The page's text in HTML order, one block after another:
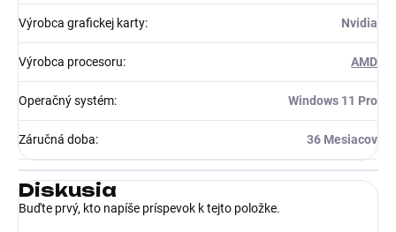
Výrobca grafickej karty: Nvidia
Výrobca procesoru: AMD
Operačný systém: Windows 11 Pro
Záručná doba: 36 Mesiacov
Diskusia
Buďte prvý, kto napíše príspevok k tejto položke.